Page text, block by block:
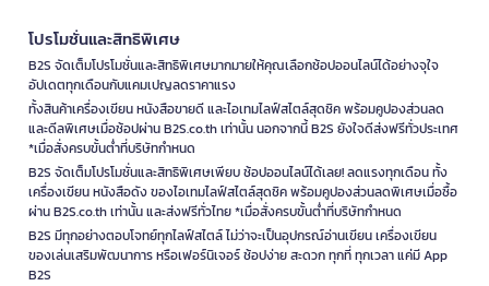
โปรโมชั่นและสิทธิพิเศษ
B2S จัดเต็มโปรโมชั่นและสิทธิพิเศษมากมายให้คุณเลือกช้อปออนไลน์ได้อย่างจุใจ
อัปเดตทุกเดือนกับแคมเปญลดราคาแรง
ทั้งสินค้าเครื่องเขียน หนังสือขายดี และไอเทมไลฟ์สไตล์สุดชิค พร้อมคูปองส่วนลด
และดีลพิเศษเมื่อช้อปผ่าน B2S.co.th เท่านั้น นอกจากนี้ B2S ยังใจดีส่งฟรีทั่วประเทศ
*เมื่อสั่งครบขั้นต่ำที่บริษัทกำหนด
B2S จัดเต็มโปรโมชั่นและสิทธิพิเศษเพียบ ช้อปออนไลน์ได้เลย! ลดแรงทุกเดือน ทั้ง
เครื่องเขียน หนังสือดัง ของไอเทมไลฟ์สไตล์สุดชิค พร้อมคูปองส่วนลดพิเศษเมื่อซื้อ
ผ่าน B2S.co.th เท่านั้น และส่งฟรีทั่วไทย *เมื่อสั่งครบขั้นต่ำที่บริษัทกำหนด
B2S มีทุกอย่างตอบโจทย์ทุกไลฟ์สไตล์ ไม่ว่าจะเป็นอุปกรณ์อ่านเขียน เครื่องเขียน
ของเล่นเสริมพัฒนาการ หรือเฟอร์นิเจอร์ ช้อปง่าย สะดวก ทุกที่ ทุกเวลา แค่มี App
B2S